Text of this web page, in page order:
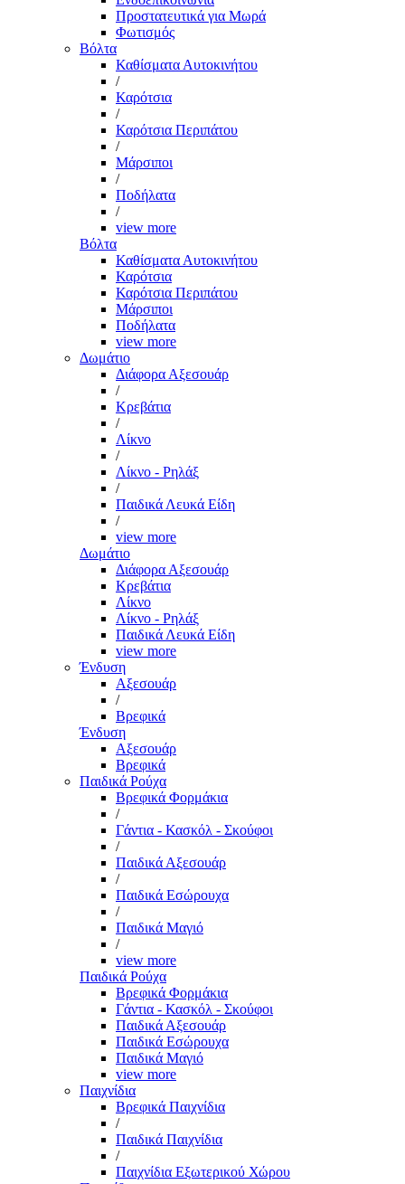
Προστατευτικά για Μωρά
Φωτισμός
Βόλτα
Καθίσματα Αυτοκινήτου
/
Καρότσια
/
Καρότσια Περιπάτου
/
Μάρσιποι
/
Ποδήλατα
/
view more
Βόλτα
Καθίσματα Αυτοκινήτου
Καρότσια
Καρότσια Περιπάτου
Μάρσιποι
Ποδήλατα
view more
Δωμάτιο
Διάφορα Αξεσουάρ
/
Κρεβάτια
/
Λίκνο
/
Λίκνο - Ρηλάξ
/
Παιδικά Λευκά Είδη
/
view more
Δωμάτιο
Διάφορα Αξεσουάρ
Κρεβάτια
Λίκνο
Λίκνο - Ρηλάξ
Παιδικά Λευκά Είδη
view more
Ένδυση
Αξεσουάρ
/
Βρεφικά
Ένδυση
Αξεσουάρ
Βρεφικά
Παιδικά Ρούχα
Βρεφικά Φορμάκια
/
Γάντια - Κασκόλ - Σκούφοι
/
Παιδικά Αξεσουάρ
/
Παιδικά Εσώρουχα
/
Παιδικά Μαγιό
/
view more
Παιδικά Ρούχα
Βρεφικά Φορμάκια
Γάντια - Κασκόλ - Σκούφοι
Παιδικά Αξεσουάρ
Παιδικά Εσώρουχα
Παιδικά Μαγιό
view more
Παιχνίδια
Βρεφικά Παιχνίδια
/
Παιδικά Παιχνίδια
/
Παιχνίδια Εξωτερικού Χώρου